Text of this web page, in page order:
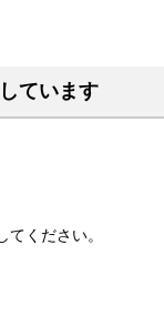
ています
ください。